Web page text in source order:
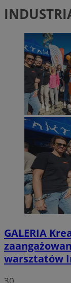
GALERIA
warsztatów